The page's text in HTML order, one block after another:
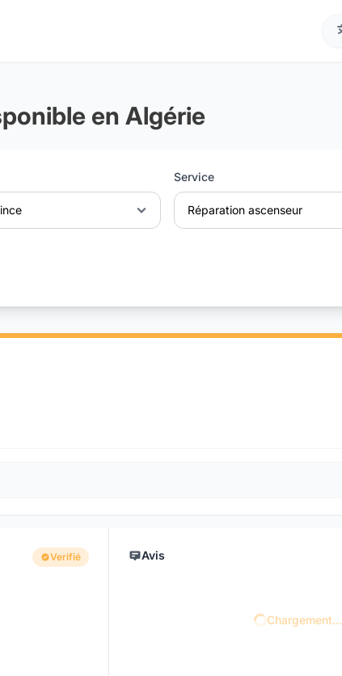
en Algérie
Service
Réparation ascenseur
Verifié Avis
Chargement...